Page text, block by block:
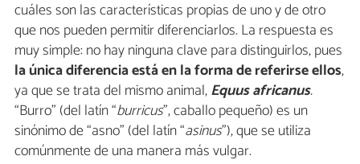
cuáles son las características propias de uno y de otro
que nos pueden permitir diferenciarlos. La respuesta es
muy simple: no hay ninguna clave para distinguirlos, pues
la única diferencia está en la forma de referirse ellos,
ya que se trata del mismo animal,Equus africanus.
“Burro” (del latín “burricus”, caballo pequeño) es un
sinónimo de “asno” (del latín “asinus”), que se utiliza
comúnmente de una manera más vulgar.